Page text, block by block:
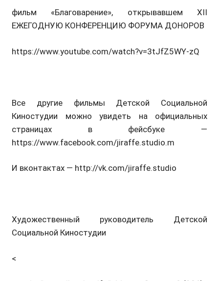
фильм «Благоварение», открывавшем XII
ЕЖЕГОДНУЮ КОНФЕРЕНЦИЮ ФОРУМА ДОНОРОВ
https://www.youtube.com/watch?v=3tJfZ5WY-zQ
Все другие фильмы Детской Социальной
Киностудии можно увидеть на официальных
страницах в фейсбуке —
https://www.facebook.com/jiraffe.studio.m
И вконтактах — http://vk.com/jiraffe.studio
Художественный руководитель Детской
Социальной Киностудии
<